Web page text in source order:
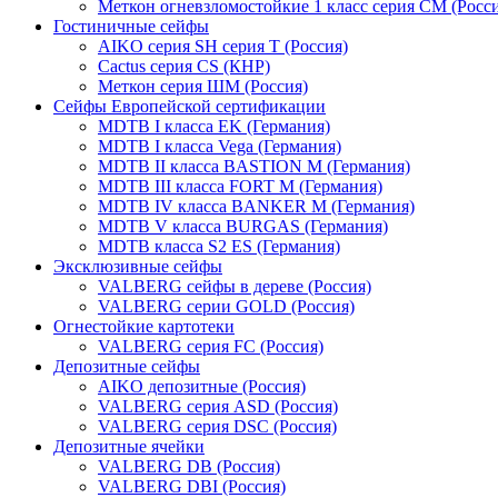
Меткон огневзломостойкие 1 класс серия СМ
Гостиничные сейфы
AIKO серия SH серия Т (Россия)
Cactus серия CS (КНР)
Меткон серия ШМ (Россия)
Сейфы Европейской сертификации
MDTB I класса EK (Германия)
MDTB I класса Vega (Германия)
MDTB II класса BASTION M (Германия)
MDTB III класса FORT M (Германия)
MDTB IV класса BANKER M (Германия)
MDTB V класса BURGAS (Германия)
MDTB класса S2 ES (Германия)
Эксклюзивные сейфы
VALBERG сейфы в дереве (Россия)
VALBERG серии GOLD (Россия)
Огнестойкие картотеки
VALBERG серия FC (Россия)
Депозитные сейфы
AIKO депозитные (Россия)
VALBERG серия ASD (Россия)
VALBERG серия DSC (Россия)
Депозитные ячейки
VALBERG DB (Россия)
VALBERG DBI (Россия)